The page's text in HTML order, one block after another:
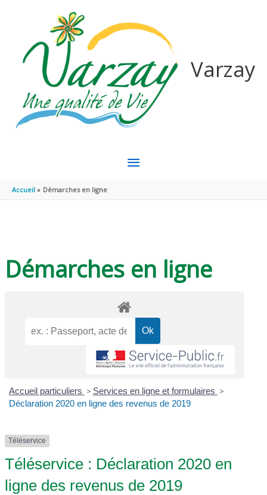
Varzay
MENU
Accueil Démarches en ligne
Démarches en ligne
Accueil particuliers > Services en ligne et formulaires >
Déclaration 2020 en ligne des revenus de 2019
Téléservice
Téléservice : Déclaration 2020 en
ligne des revenus de 2019